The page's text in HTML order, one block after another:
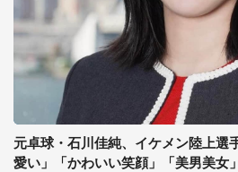
元卓球・石川佳純、イケメン陸上選
愛い」「かわいい笑顔」「美男美女